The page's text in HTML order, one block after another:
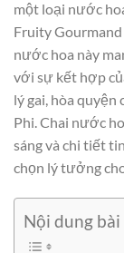
một loại nước
Fruity Gourmand
nước hoa này
với sự kết hợp
lý gai, hòa quyện
Phi. Chai nước
sáng và chi tiết
chọn lý tưởng
Nội dung